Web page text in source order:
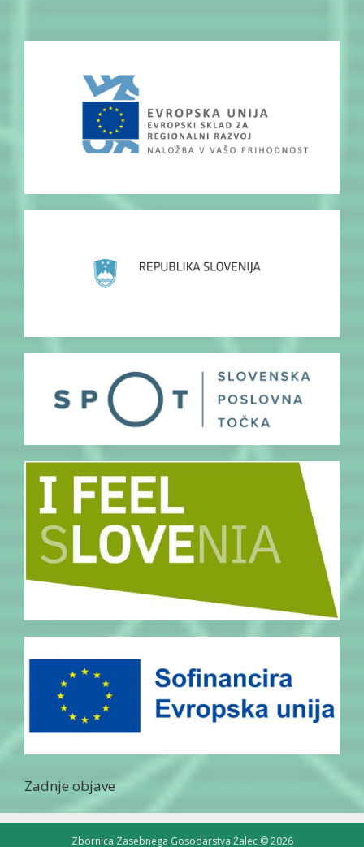
Zadnje objave
Zbornica Zasebnega Gosodarstva Žalec © 2026